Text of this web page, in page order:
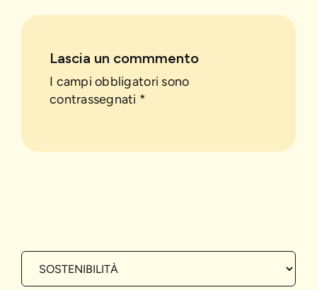
Lascia un commmento
I campi obbligatori sono
contrassegnati *